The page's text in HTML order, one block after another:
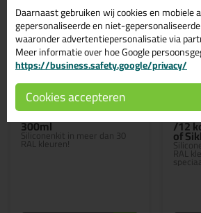
Soudal Silirub Color
300ml
Siliconenkit in meer dan 30
RAL kleuren!
8,95
/12
of
RAL
Daarnaast gebruiken wij cookies en mobiele
gepersonaliseerde en niet-
waaronder advertentiepersonalisatie via
Meer informatie over hoe Google
https://business.safety.google/privacy/
Cookies accepteren